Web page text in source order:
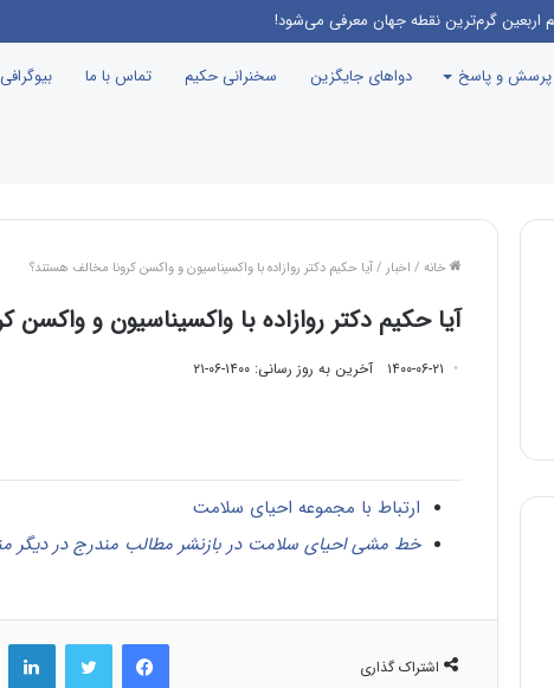
برنامه جوانی جمعیت، درست مثل این می‌مونه که صدام رو دعوت کنن راهیان نور!
پرسش و پاسخ دواهای جایگزین سخنرانی حکیم تماس با ما
خانه / اخبار /آیا حکیم دکتر روازاده با واکسیناسیون و واکسن کرونا مخالف هستند؟
آیا حکیم دکتر روازاده با واکسیناسیون و واکسن
۱۴۰۰-۰۶-۲۱ آخرین به روز رسانی: ۱۴۰۰-۰۶-۲۱
ارتباط با مجموعه احیای سلامت
خط مشی احیای سلامت در بازنشر مطالب مندرج در دیگر
اشتراک گذاری
فیس بوک